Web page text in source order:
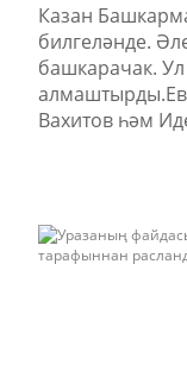
Казан
билгеләнде.
башкарачак.
Вахитов һәм